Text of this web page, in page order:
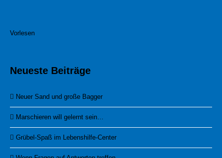
Vorlesen
Neueste Beiträge
Neuer Sand und große Bagger
Marschieren will gelernt sein…
Grübel-Spaß im Lebenshilfe-Center